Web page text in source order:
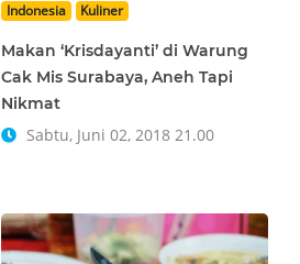
Indonesia Kuliner
Makan ‘Krisdayanti’ di Warung
Cak Mis Surabaya, Aneh Tapi
Nikmat
Sabtu, Juni 02, 2018 21.00